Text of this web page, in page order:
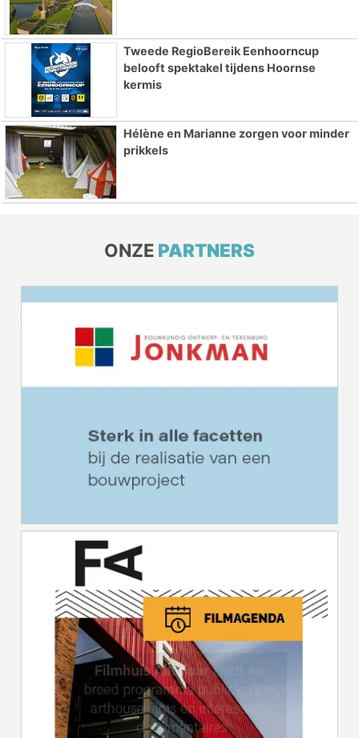
Tweede RegioBereik Eenhoorncup
belooft spektakel tijdens Hoornse
kermis
Hélène en Marianne zorgen voor minder
prikkels
ONZE PARTNERS